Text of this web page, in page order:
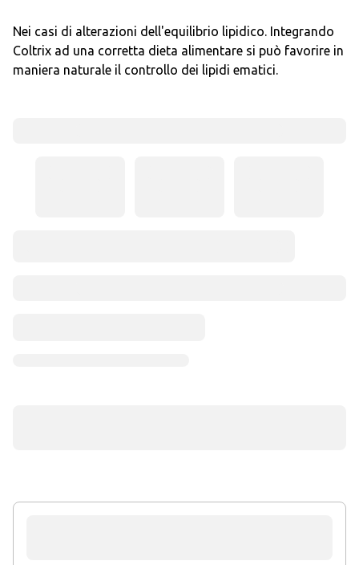
Nei casi di alterazioni dell'equilibrio lipidico. Integrando
Coltrix ad una corretta dieta alimentare si può favorire in
maniera naturale il controllo dei lipidi ematici.